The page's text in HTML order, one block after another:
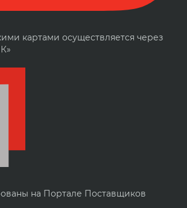
картами осуществляется через
на Портале Поставщиков